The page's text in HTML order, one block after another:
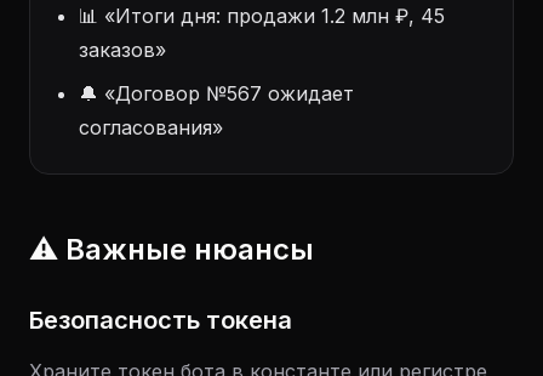
📊 «Итоги дня: продажи 1.2 млн ₽, 45
заказов»
🔔 «Договор №567 ожидает
согласования»
⚠️ Важные нюансы
Безопасность токена
Храните токен бота в константе или регистре